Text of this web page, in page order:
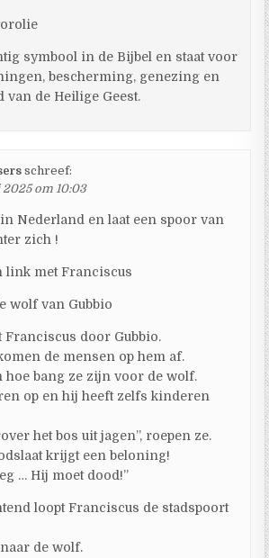
symbool in de Bijbel en staat voor
bescherming, genezing en
van de Heilige Geest.
schreef:
om 10:03
Nederland en laat een spoor van
zich !
link met Franciscus
wolf van Gubbio
Franciscus door Gubbio.
de mensen op hem af.
hoe bang ze zijn voor de wolf.
op en hij heeft zelfs kinderen
het bos uit jagen”, roepen ze.
krijgt een beloning!
… Hij moet dood!”
loopt Franciscus de stadspoort
de wolf.